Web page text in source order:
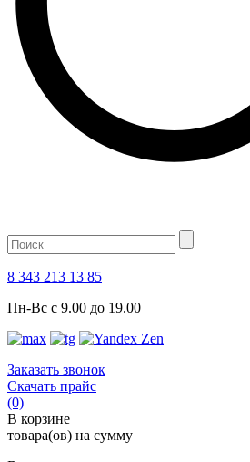
8 343 213 13 85
Пн-Вс с 9.00 до 19.00
Заказать звонок
Скачать прайс
(0)
В корзине
товара(ов) на сумму